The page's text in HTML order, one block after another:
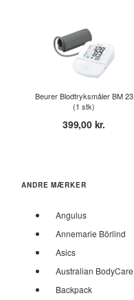
Beurer Blodtryksmåler BM 23
(1 stk)
399,00 kr.
ANDRE MÆRKER
Angulus
Annemarie Börlind
Asics
Australian BodyCare
Backpack